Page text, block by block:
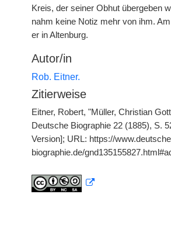
Kreis, der seiner Obhut übergeben
nahm keine Notiz mehr von ihm.
er in Altenburg.
Autor/in
Rob. Eitner.
Zitierweise
Eitner, Robert, "Müller, Christian
Deutsche Biographie 22 (1885), S.
Version]; URL: https://
biographie.de/